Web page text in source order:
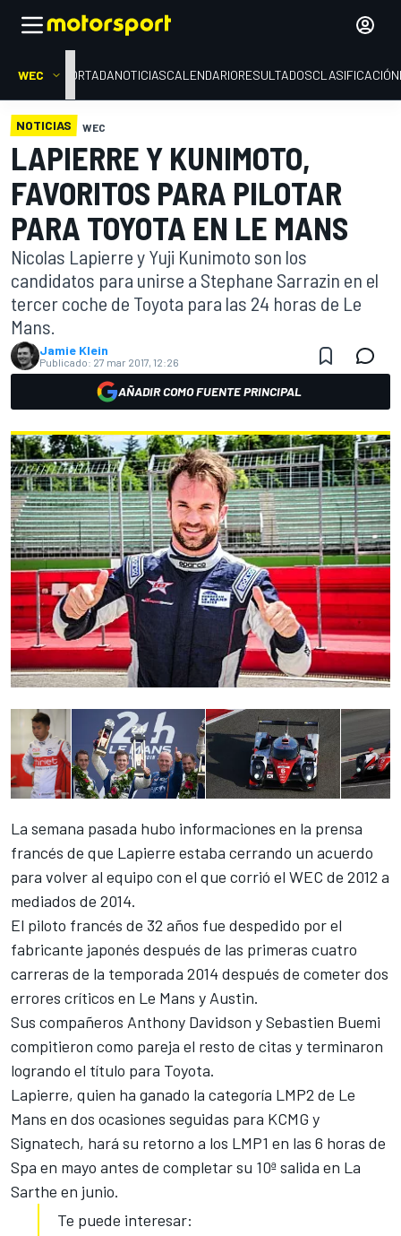
WEC PORTADANOTICIASCALENDARIORESULTADOSCLASIFICACIÓN
NOTICIAS WEC
LAPIERRE Y KUNIMOTO,
FAVORITOS PARA PILOTAR
PARA TOYOTA EN LE MANS
Nicolas Lapierre y Yuji Kunimoto son los
candidatos para unirse a Stephane Sarrazin en el
tercer coche de Toyota para las 24 horas de Le
Mans.
Jamie Klein
Publicado: 27 mar 2017, 12:26
AÑADIR COMO FUENTE PRINCIPAL
La semana pasada hubo informaciones en la prensa
francés de que Lapierre estaba cerrando un acuerdo
para volver al equipo con el que corrió el WEC de 2012 a
mediados de 2014.
El piloto francés de 32 años fue despedido por el
fabricante japonés después de las primeras cuatro
carreras de la temporada 2014 después de cometer dos
errores críticos en Le Mans y Austin.
Sus compañeros Anthony Davidson y Sebastien Buemi
compitieron como pareja el resto de citas y terminaron
logrando el título para Toyota.
Lapierre, quien ha ganado la categoría LMP2 de Le
Mans en dos ocasiones seguidas para KCMG y
Signatech, hará su retorno a los LMP1 en las 6 horas de
Spa en mayo antes de completar su 10ª salida en La
Sarthe en junio.
Te puede interesar: